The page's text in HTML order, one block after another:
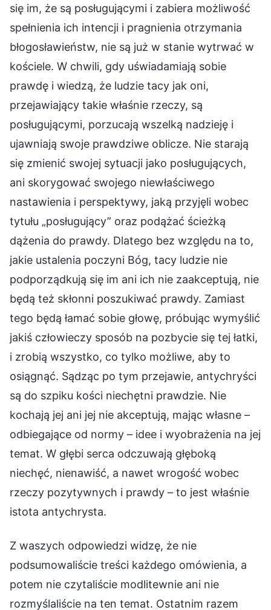
się im, że są posługującymi i zabiera możliwość
spełnienia ich intencji i pragnienia otrzymania
błogosławieństw, nie są już w stanie wytrwać w
kościele. W chwili, gdy uświadamiają sobie
prawdę i wiedzą, że ludzie tacy jak oni,
przejawiający takie właśnie rzeczy, są
posługującymi, porzucają wszelką nadzieję i
ujawniają swoje prawdziwe oblicze. Nie starają
się zmienić swojej sytuacji jako posługujących,
ani skorygować swojego niewłaściwego
nastawienia i perspektywy, jaką przyjęli wobec
tytułu „posługujący” oraz podążać ścieżką
dążenia do prawdy. Dlatego bez względu na to,
jakie ustalenia poczyni Bóg, tacy ludzie nie
podporządkują się im ani ich nie zaakceptują, nie
będą też skłonni poszukiwać prawdy. Zamiast
tego będą łamać sobie głowę, próbując wymyślić
jakiś człowieczy sposób na pozbycie się tej łatki,
i zrobią wszystko, co tylko możliwe, aby to
osiągnąć. Sądząc po tym przejawie, antychryści
są do szpiku kości niechętni prawdzie. Nie
kochają jej ani jej nie akceptują, mając własne –
odbiegające od normy – idee i wyobrażenia na jej
temat. W głębi serca odczuwają głęboką
niechęć, nienawiść, a nawet wrogość wobec
rzeczy pozytywnych i prawdy – to jest właśnie
istota antychrysta.
Z waszych odpowiedzi widzę, że nie
podsumowaliście treści każdego omówienia, a
potem nie czytaliście modlitewnie ani nie
rozmyślaliście na ten temat. Ostatnim razem